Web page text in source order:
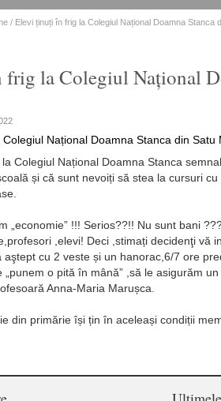
/ Elevi ținuți în frig la Colegiul Național Doamna Stanca
la Colegiul Național
Colegiul Național Doamna Stanca
și că sunt nevoiți să stea la cursuri cu
„economie” !!! Serios??!! Nu sunt bani
,elevi! Deci ,stimați decidenţi vă
aştept cu 2 veste și un hanorac,6/7 ore
o pită în mână” ,să le asigurăm
Anna-Maria Marușca.
din primărie își țin în aceleași condiții